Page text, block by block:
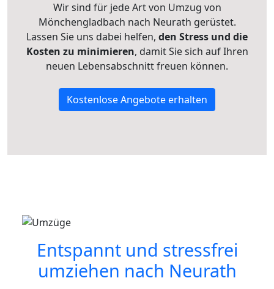
Wir sind für jede Art von Umzug von
Mönchengladbach nach Neurath gerüstet.
Lassen Sie uns dabei helfen, den Stress und die
Kosten zu minimieren, damit Sie sich auf Ihren
neuen Lebensabschnitt freuen können.
Kostenlose Angebote erhalten
Entspannt und stressfrei
umziehen nach Neurath